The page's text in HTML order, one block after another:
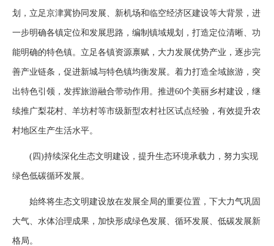
划，立足京津冀协同发展、新机场和临空经济区建设等大背景，进
一步明确各镇定位和发展思路，编制镇域规划，打造定位清晰、功
能明确的特色镇。立足各镇资源禀赋，大力发展优势产业，逐步完
善产业链条，促进新城与特色镇均衡发展。着力打造全域旅游，突
出特色引领，发挥旅游融合带动作用。推进60个美丽乡村建设，继
续推广梨花村、羊坊村等市级新型农村社区试点经验，有效提升农
村地区生产生活水平。
(四)持续深化生态文明建设，提升生态环境承载力，努力实现
绿色低碳循环发展。
始终将生态文明建设放在发展全局的重要位置，下大力气巩固
大气、水体治理成果，加快形成绿色发展、循环发展、低碳发展新
格局。